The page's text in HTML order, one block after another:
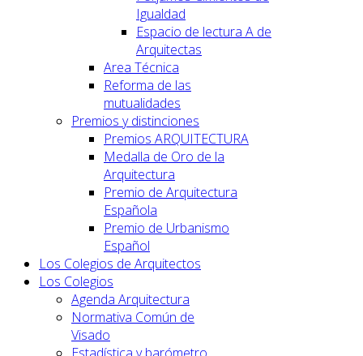
Igualdad
Espacio de lectura A de
Arquitectas
Area Técnica
Reforma de las
mutualidades
Premios y distinciones
Premios ARQUITECTURA
Medalla de Oro de la
Arquitectura
Premio de Arquitectura
Española
Premio de Urbanismo
Español
Los Colegios de Arquitectos
Los Colegios
Agenda Arquitectura
Normativa Común de
Visado